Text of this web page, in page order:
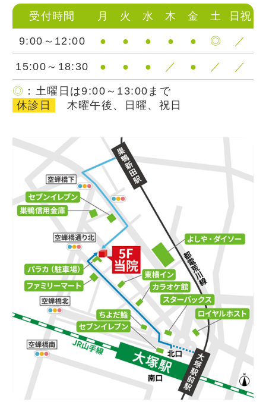
◎ ：土曜日は9:00～13:00まで
休診日
木曜午後、日曜、祝日
受付時間 月 火 水 木 金 土 日祝
9:00～12:00 ● ● ● ● ● ◎ ／
15:00～18:30 ● ● ● ／ ● ／ ／